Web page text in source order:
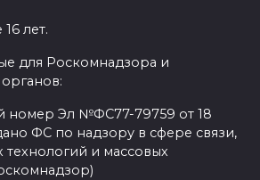
лет.
для Роскомнадзора и
номер Эл №ФС77-79759 от 18
ФС по надзору в сфере связи,
и массовых